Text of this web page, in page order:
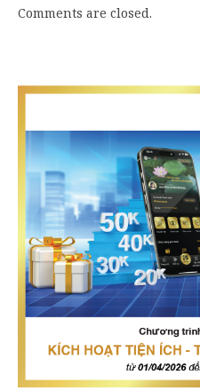
Comments are closed.